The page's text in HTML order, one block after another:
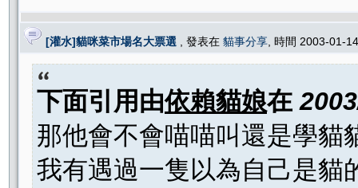
[灌水]貓咪菜市場名大票選 , 發表在 貓事分享 , 時間 2003-01-
下面引用由依賴貓娘在
那他會不會喵喵叫還是學貓
我有遇過一隻以為自己是貓